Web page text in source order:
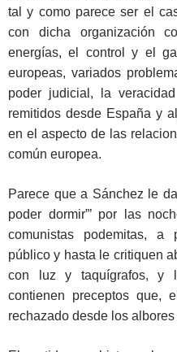
tal y como parece ser el
con dicha organización
energías, el control y el
europeas, variados
poder judicial, la
remitidos desde España y
en el aspecto de las
común europea.
Parece que a Sánchez le
poder dormir”’ por las
comunistas podemitas,
público y hasta le critiquen
con luz y taquígrafos, y
contienen preceptos que,
rechazado desde los